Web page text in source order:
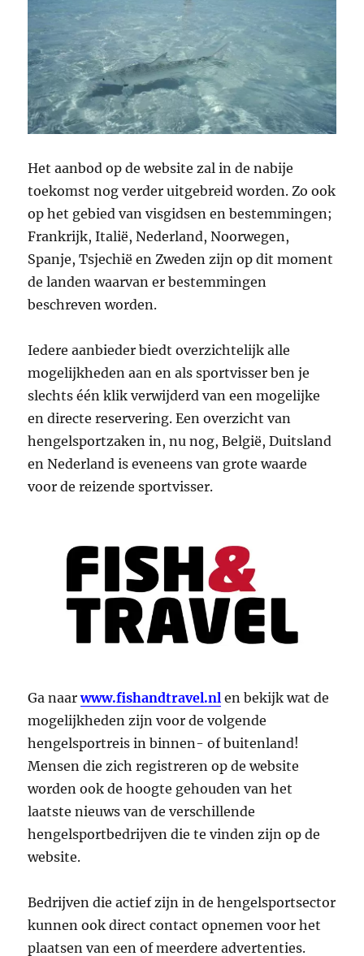
Het aanbod op de website zal in de nabije
toekomst nog verder uitgebreid worden. Zo ook
op het gebied van visgidsen en bestemmingen;
Frankrijk, Italië, Nederland, Noorwegen,
Spanje, Tsjechië en Zweden zijn op dit moment
de landen waarvan er bestemmingen
beschreven worden.
Iedere aanbieder biedt overzichtelijk alle
mogelijkheden aan en als sportvisser ben je
slechts één klik verwijderd van een mogelijke
en directe reservering. Een overzicht van
hengelsportzaken in, nu nog, België, Duitsland
en Nederland is eveneens van grote waarde
voor de reizende sportvisser.
Ga naarwww.fishandtravel.nl en bekijk wat de
mogelijkheden zijn voor de volgende
hengelsportreis in binnen- of buitenland!
Mensen die zich registreren op de website
worden ook de hoogte gehouden van het
laatste nieuws van de verschillende
hengelsportbedrijven die te vinden zijn op de
website.
Bedrijven die actief zijn in de hengelsportsector
kunnen ook direct contact opnemen voor het
plaatsen van een of meerdere advertenties.